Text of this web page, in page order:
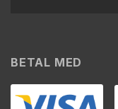
BETAL MED